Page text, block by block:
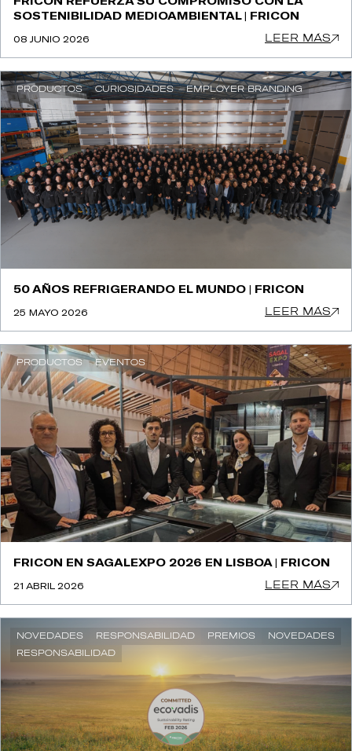
SOSTENIBILIDAD MEDIOAMBIENTAL | FRICON
08 JUNIO 2026 LEER MÁS
PRODUCTOS CURIOSIDADES EMPLOYER BRANDING
50 AÑOS REFRIGERANDO EL MUNDO | FRICON
25 MAYO 2026 LEER MÁS
PRODUCTOS EVENTOS
FRICON EN SAGALEXPO 2026 EN LISBOA | FRICON
21 ABRIL 2026 LEER MÁS
NOVEDADES RESPONSABILIDAD PREMIOS
NOVEDADES
RESPONSABILIDAD